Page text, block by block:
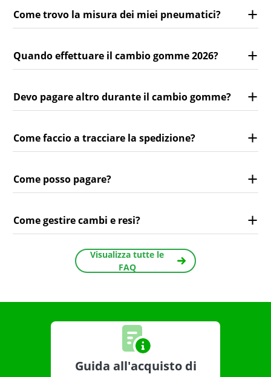
Come trovo la misura dei miei pneumatici?
Quando effettuare il cambio gomme 2026?
Devo pagare altro durante il cambio gomme?
Come faccio a tracciare la spedizione?
Come posso pagare?
Come gestire cambi e resi?
Visualizza tutte le
FAQ
Guida all'acquisto di